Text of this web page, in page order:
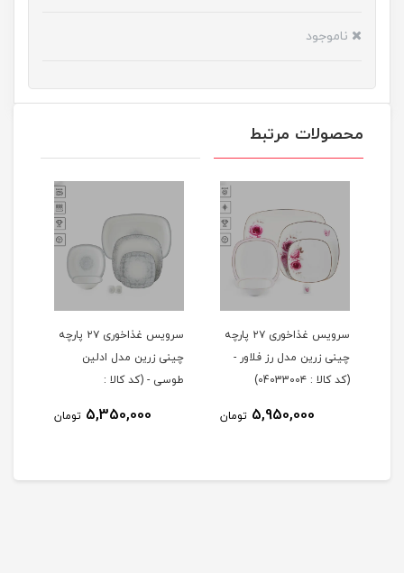
ناموجود
محصولات مرتبط
سرویس غذاخوری ۲۷ پارچه
چینی زرین مدل رز فلاور -
(کد کالا : 0403300۴)
5,950,000 تومان
سرویس غذاخوری ۲۷ پارچه
چینی زرین مدل ادلین
طوسی - (کد کالا :
5,350,000 تومان